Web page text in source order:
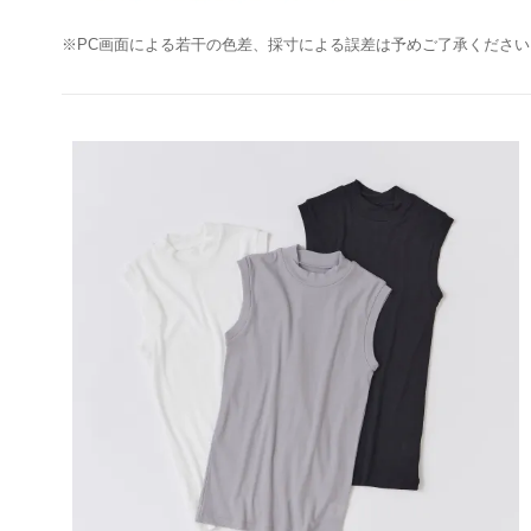
※PC画面による若干の色差、採寸による誤差は予めご了承くださ